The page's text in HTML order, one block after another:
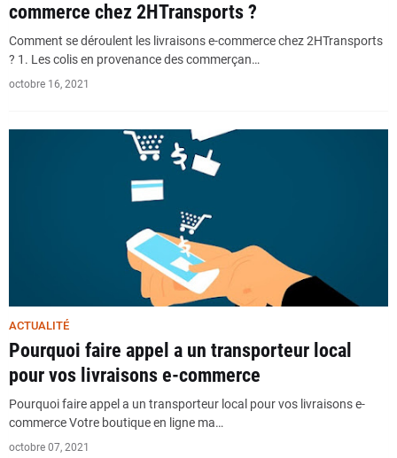
commerce chez 2HTransports ?
Comment se déroulent les livraisons e-commerce chez 2HTransports
? 1. Les colis en provenance des commerçan…
octobre 16, 2021
ACTUALITÉ
Pourquoi faire appel a un transporteur local
pour vos livraisons e-commerce
Pourquoi faire appel a un transporteur local pour vos livraisons e-
commerce Votre boutique en ligne ma…
octobre 07, 2021